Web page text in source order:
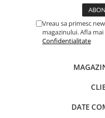
Star Wars figurine
Friday The 13th
Vreau sa primesc
magazinului. Afla
Confidentialitate
DATE